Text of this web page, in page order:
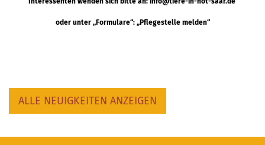
oder unter „Formulare“: „Pflegestelle melden“
ALLE NEUIGKEITEN ANZEIGEN